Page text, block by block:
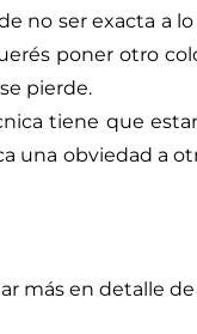
no ser exacta a
poner otro
pierde.
tiene que
una obviedad a
más en detalle